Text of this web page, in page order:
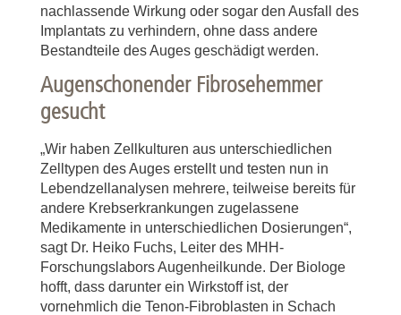
nachlassende Wirkung oder sogar den Ausfall des
Implantats zu verhindern, ohne dass andere
Bestandteile des Auges geschädigt werden.
Augenschonender Fibrosehemmer
gesucht
„Wir haben Zellkulturen aus unterschiedlichen
Zelltypen des Auges erstellt und testen nun in
Lebendzellanalysen mehrere, teilweise bereits für
andere Krebserkrankungen zugelassene
Medikamente in unterschiedlichen Dosierungen“,
sagt Dr. Heiko Fuchs, Leiter des MHH-
Forschungslabors Augenheilkunde. Der Biologe
hofft, dass darunter ein Wirkstoff ist, der
vornehmlich die Tenon-Fibroblasten in Schach